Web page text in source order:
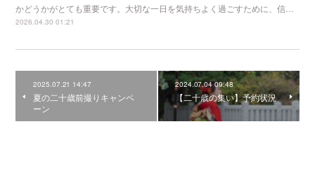
かどうかがとても重要です。大切な一日を気持ちよく過ごすために、信…
2026.04.30 01:21
2025.07.21 14:47
夏の二十歳前撮りキャンペ
ーン
2024.07.04 09:48
【二十歳の集い】予約状況